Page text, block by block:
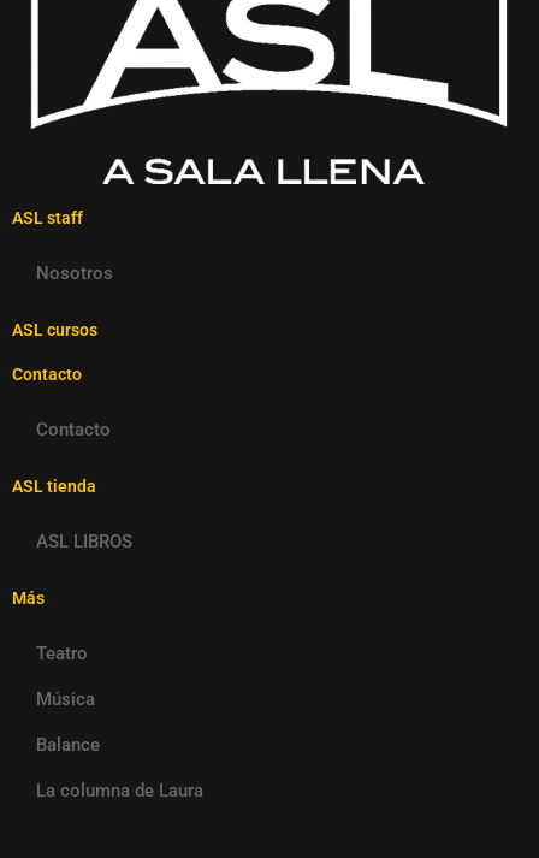
ASL staff
Nosotros
ASL cursos
Contacto
Contacto
ASL tienda
ASL LIBROS
Más
Teatro
Música
Balance
La columna de Laura